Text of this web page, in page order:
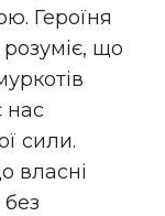
Героїня
що
нас
сили.
власні